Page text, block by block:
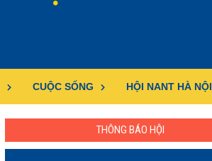
CUỘC SỐNG HỘI NANT HÀ NỘI
THÔNG BÁO HỘI